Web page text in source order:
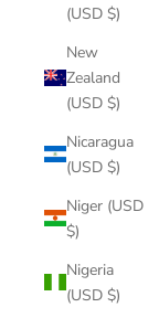
(USD $)
New
Zealand
(USD $)
Nicaragua
(USD $)
Niger (USD
$)
Nigeria
(USD $)